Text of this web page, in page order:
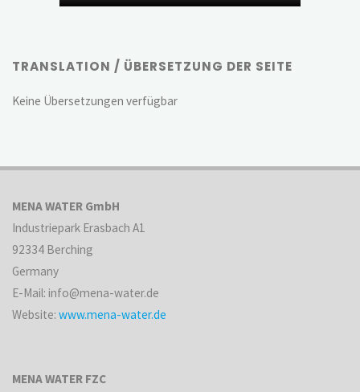
TRANSLATION / ÜBERSETZUNG DER SEITE
Keine Übersetzungen verfügbar
MENA WATER GmbH
Industriepark Erasbach A1
92334 Berching
Germany
E-Mail: info@mena-water.de
Website:www.mena-water.de
MENA WATER FZC